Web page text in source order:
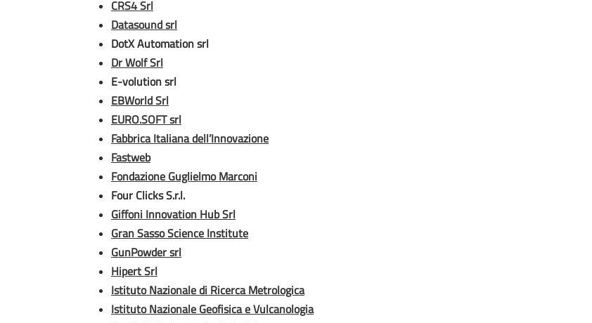
CRS4 Srl
Datasound srl
DotX Automation srl
Dr Wolf Srl
E-volution srl
EBWorld Srl
EURO.SOFT srl
Fabbrica Italiana dell’Innovazione
Fastweb
Fondazione Guglielmo Marconi
Four Clicks S.r.l.
Giffoni Innovation Hub Srl
Gran Sasso Science Institute
GunPowder srl
Hipert Srl
Istituto Nazionale di Ricerca Metrologica
Istituto Nazionale Geofisica e Vulcanologia